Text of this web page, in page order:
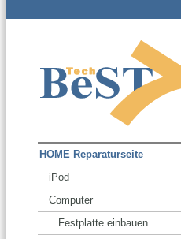
HOME Reparaturseite
iPod
Computer
Festplatte einbauen